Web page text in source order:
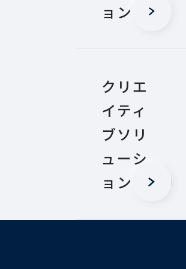
ョン
クリエ
イティ
ブソリ
ューシ
ョン